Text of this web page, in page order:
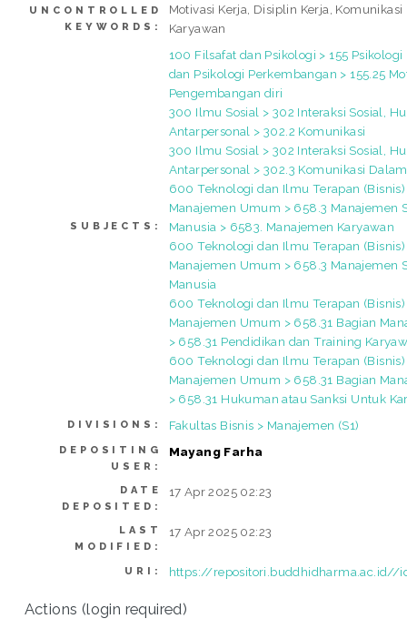
UNCONTROLLED
KEYWORDS:
Motivasi Kerja, Disiplin Kerja, Komunikasi
Karyawan
SUBJECTS:
100 Filsafat dan Psikologi > 155
dan Psikologi Perkembangan > 155.25
Pengembangan diri
300 Ilmu Sosial > 302 Interaksi Sosial,
Antarpersonal > 302.2 Komunikasi
300 Ilmu Sosial > 302 Interaksi Sosial,
Antarpersonal > 302.3 Komunikasi
600 Teknologi dan Ilmu Terapan
Manajemen Umum > 658.3 Manajemen
Manusia > 6583. Manajemen Karyawan
600 Teknologi dan Ilmu Terapan
Manajemen Umum > 658.3 Manajemen
Manusia
600 Teknologi dan Ilmu Terapan
Manajemen Umum > 658.31 Bagian
> 658.31 Pendidikan dan Training
600 Teknologi dan Ilmu Terapan
Manajemen Umum > 658.31 Bagian
> 658.31 Hukuman atau Sanksi Untuk
DIVISIONS: Fakultas Bisnis > Manajemen (S1)
DEPOSITING
USER:
Mayang Farha
DATE
DEPOSITED:
17 Apr 2025 02:23
LAST
MODIFIED:
17 Apr 2025 02:23
URI: https://repositori.buddhidharma.ac.id//
Actions (login required)